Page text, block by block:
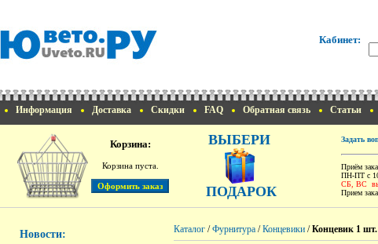
Кабинет:
Информация Доставка Скидки FAQ Обратная связь Статьи
Корзина:
Корзина пуста.
ВЫБЕРИ
ПОДАРОК
Задать
Приём
ПН-ПТ с
СБ, ВС
Прием
Новости: Каталог /Фурнитура /Концевики /Концевик 1